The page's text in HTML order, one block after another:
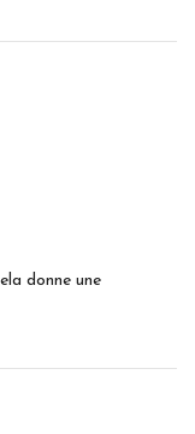
donne une